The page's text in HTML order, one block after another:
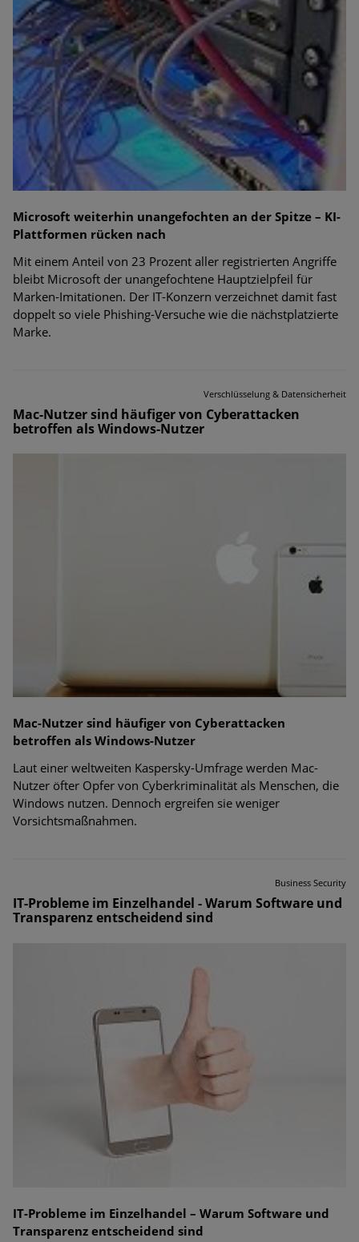
Bedrohungen
Ungebremster Aufstieg: Mega-Ransomware. Deutsche
Unternehmen dürfen Bedrohungspotential nicht
unterschätzen
Weiterentwicklung der HTTP-basierten Cyberangriffe lässt
Experten vor Tsunami bei Web-DDoS-Angriffen warnen
Phishing-Trend: Führungskräfte im Visier. Was hilft gegen
Harpoon Whaling?
Aktuelle Phishing-Kampagnen mit großen Markennamen –
Amazon hat nun reagiert
Fake-Unternehmensprofile auf LinkedIn: Unternehmen und
Nutzer im Visier der Datendiebe
Cyber Experience Center in Augsburg
Microsoft weiterhin unangefochten an der Spitze – KI-
Plattformen rücken nach
Mit einem Anteil von 23 Prozent aller registrierten Angriffe
bleibt Microsoft der unangefochtene Hauptzielpfeil für
Marken-Imitationen. Der IT-Konzern verzeichnet damit fast
doppelt so viele Phishing-Versuche wie die nächstplatzierte
Marke.
Verschlüsselung & Datensicherheit
Mac-Nutzer sind häufiger von Cyberattacken
betroffen als Windows-Nutzer
Mac-Nutzer sind häufiger von Cyberattacken
betroffen als Windows-Nutzer
Laut einer weltweiten Kaspersky-Umfrage werden Mac-
Nutzer öfter Opfer von Cyberkriminalität als Menschen, die
Windows nutzen. Dennoch ergreifen sie weniger
Vorsichtsmaßnahmen.
Business Security
IT-Probleme im Einzelhandel - Warum Software und
Transparenz entscheidend sind
IT-Probleme im Einzelhandel – Warum Software und
Transparenz entscheidend sind